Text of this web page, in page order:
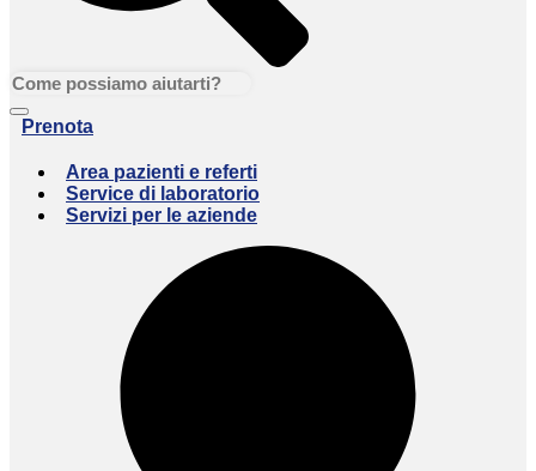
Prenota
Area pazienti e referti
Service di laboratorio
Servizi per le aziende